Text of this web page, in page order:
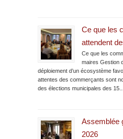
Ce que les
attendent
Ce que les
maires Gestion
déploiement d’un écosystème
attentes des commerçants sont
des élections municipales des 15...
Assemblée
2026